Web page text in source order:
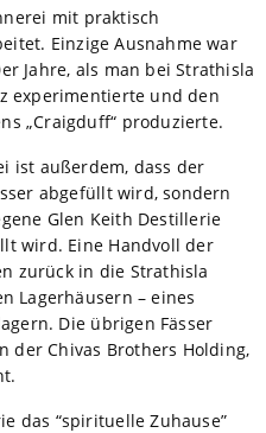
mit praktisch
Einzige Ausnahme war
Jahre, als man bei Strathisla
experimentierte und den
„Craigduff“ produzierte.
ist außerdem, dass der
abgefüllt wird, sondern
Glen Keith Destillerie
wird. Eine Handvoll der
zurück in die Strathisla
Lagerhäusern – eines
Die übrigen Fässer
der Chivas Brothers Holding,
das “spirituelle Zuhause”